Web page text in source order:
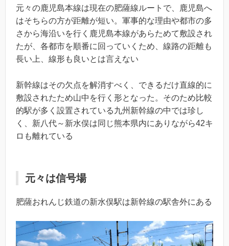
元々の鹿児島本線は現在の肥薩線ルートで、鹿児島へ
はそちらの方が距離が短い。軍事的な理由や都市の多
さから海沿いを行く鹿児島本線があらためて敷設され
たが、各都市を順番に回っていくため、線路の距離も
長い上、線形も良いとは言えない
新幹線はその欠点を解消すべく、できるだけ直線的に
敷設されたため山中を行く形となった。そのため比較
的駅が多く設置されている九州新幹線の中では珍し
く、新八代～新水俣は同じ熊本県内にありながら42キ
ロも離れている
元々は信号場
肥薩おれんじ鉄道の新水俣駅は新幹線の駅舎外にある